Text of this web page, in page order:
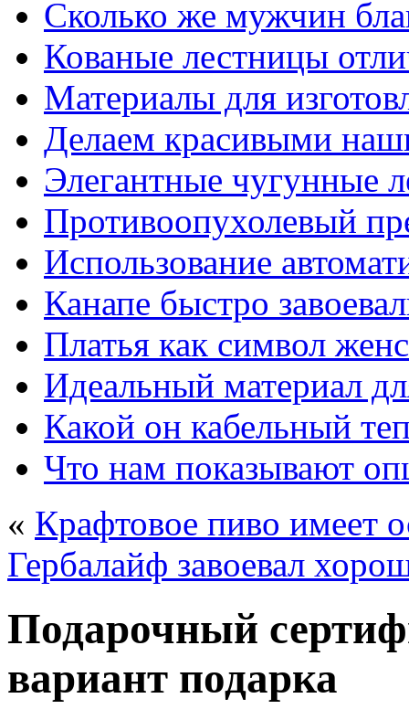
Сколько же мужчин
Кованые лестницы
Материалы для
Делаем красивыми
Элегантные чугунные
Противоопухолевый
Использование
Канапе быстро
Платья как символ
Идеальный материал
Какой он кабельный
Что нам показывают
« Крафтовое пиво имеет
Гербалайф завоевал
Подарочный
вариант подарка